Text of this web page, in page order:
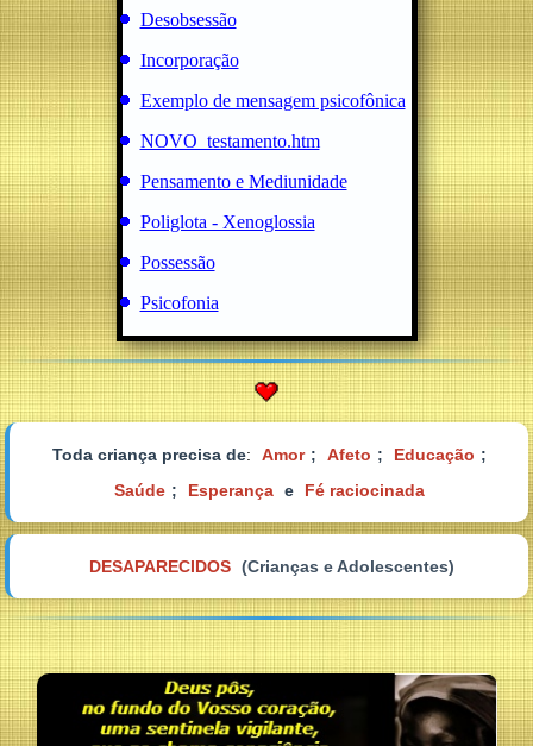
Desobsessão
Incorporação
Exemplo de mensagem psicofônica
NOVO_testamento.htm
Pensamento e Mediunidade
Poliglota - Xenoglossia
Possessão
Psicofonia
Toda criança precisa de: Amor ; Afeto ; Educação ;
Saúde ; Esperança e Fé raciocinada
DESAPARECIDOS (Crianças e Adolescentes)